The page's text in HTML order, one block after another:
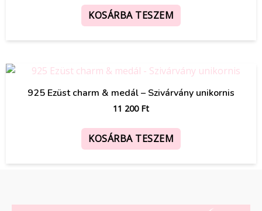
KOSÁRBA TESZEM
925 Ezüst charm & medál – Szivárvány unikornis
11 200 Ft
KOSÁRBA TESZEM